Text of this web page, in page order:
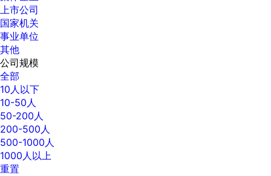
上市公司
国家机关
事业单位
其他
公司规模
全部
10人以下
10-50人
50-200人
200-500人
500-1000人
1000人以上
重置